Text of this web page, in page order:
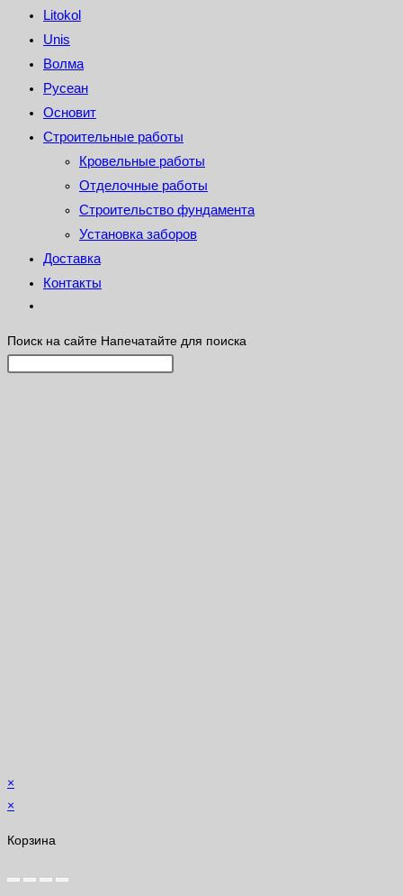
Litokol
Unis
Волма
Русеан
Основит
Строительные работы
Кровельные работы
Отделочные работы
Строительство фундамента
Установка заборов
Доставка
Контакты
Поиск на сайте Напечатайте для поиска
×
×
Корзина